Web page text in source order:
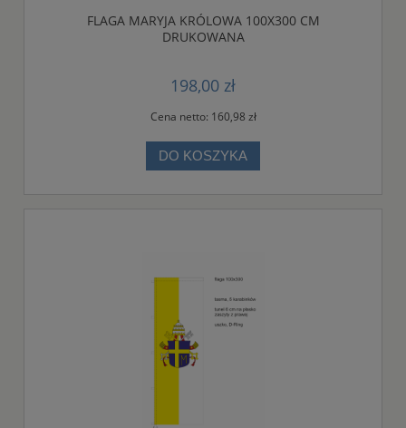
FLAGA MARYJA KRÓLOWA 100X300 CM
DRUKOWANA
198,00 zł
Cena netto: 160,98 zł
DO KOSZYKA